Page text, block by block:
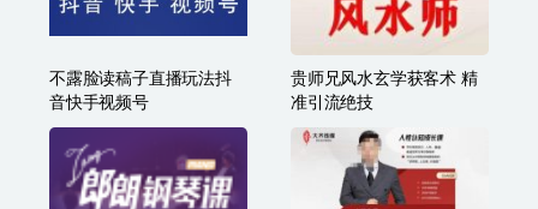
不露脸读稿子直播玩法抖
音快手视频号
贵师兄风水玄学获客术 精
准引流绝技